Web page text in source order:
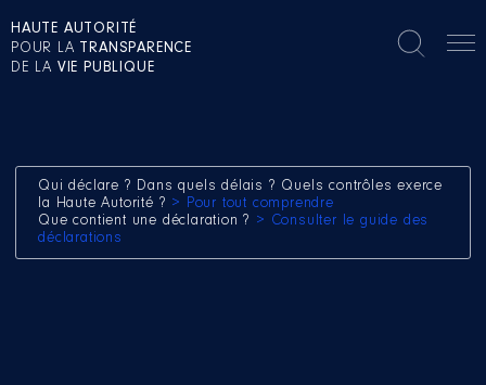
HAUTE AUTORITÉ
POUR LA TRANSPARENCE
DE LA VIE PUBLIQUE
Qui déclare ? Dans quels délais ? Quels contrôles exerce
la Haute Autorité ? > Pour tout comprendre
Que contient une déclaration ? > Consulter le guide des
déclarations